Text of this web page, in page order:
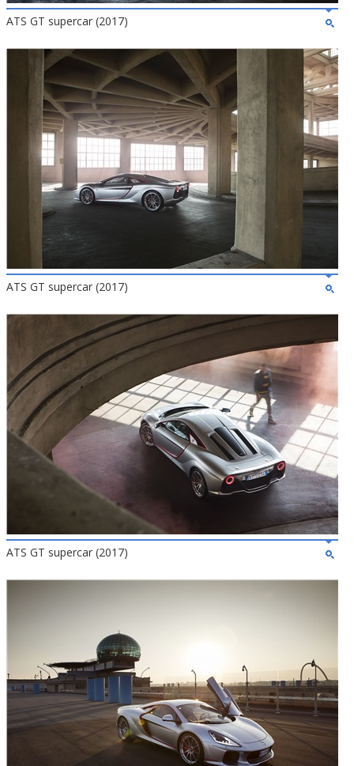
ATS GT supercar (2017)
ATS GT supercar (2017)
ATS GT supercar (2017)